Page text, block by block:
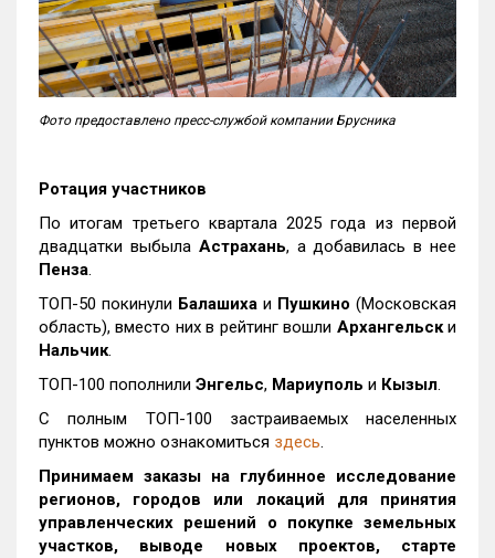
Фото предоставлено пресс-службой компании Брусника
Ротация участников
По итогам третьего квартала 2025 года из первой
двадцатки выбыла Астрахань, а добавилась в нее
Пенза.
ТОП-50 покинули Балашиха и Пушкино (Московская
область), вместо них в рейтинг вошли Архангельски
Нальчик.
ТОП-100 пополнили Энгельс, Мариуполь и Кызыл.
С полным ТОП-100 застраиваемых населенных
пунктов можно ознакомиться здесь.
Принимаем заказы на глубинное исследование
регионов, городов или локаций для принятия
управленческих решений о покупке земельных
участков, выводе новых проектов, старте